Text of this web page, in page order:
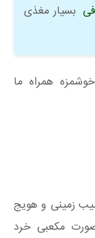
بسیار مغذی
همراه ما
آب کنید. سیب زمینی و هویج
صورت مکعبی خرد